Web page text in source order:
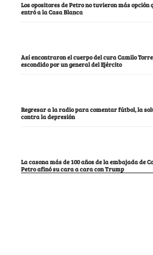
Los opositores de Petro no tuvieron más
entró a la Casa Blanca
Así encontraron el cuerpo del cura Camilo
escondido por un general del Ejército
Regresar a la radio para comentar fútbol, la
contra la depresión
La casona más de 100 años de la embajada de
Petro afinó su cara a cara con Trump